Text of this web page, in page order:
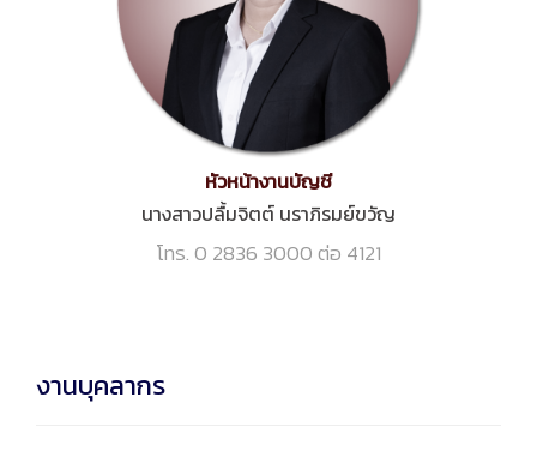
หัวหน้างานบัญชี
นางสาวปลื้มจิตต์ นราภิรมย์ขวัญ
โทร. 0 2836 3000 ต่อ 4121
งานบุคลากร